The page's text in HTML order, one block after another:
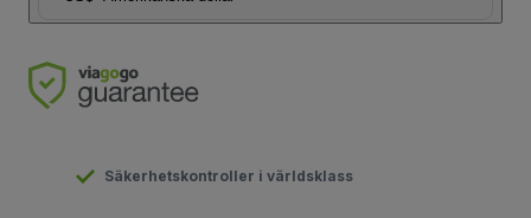
Säkerhetskontroller i världsklass